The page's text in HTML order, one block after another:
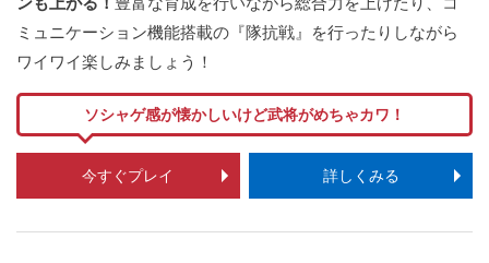
ミュニケーション機能搭載の『隊抗戦』を行ったりしながら
ワイワイ楽しみましょう！
ソシャゲ感が懐かしいけど武将がめちゃカワ！
今すぐプレイ 詳しくみる